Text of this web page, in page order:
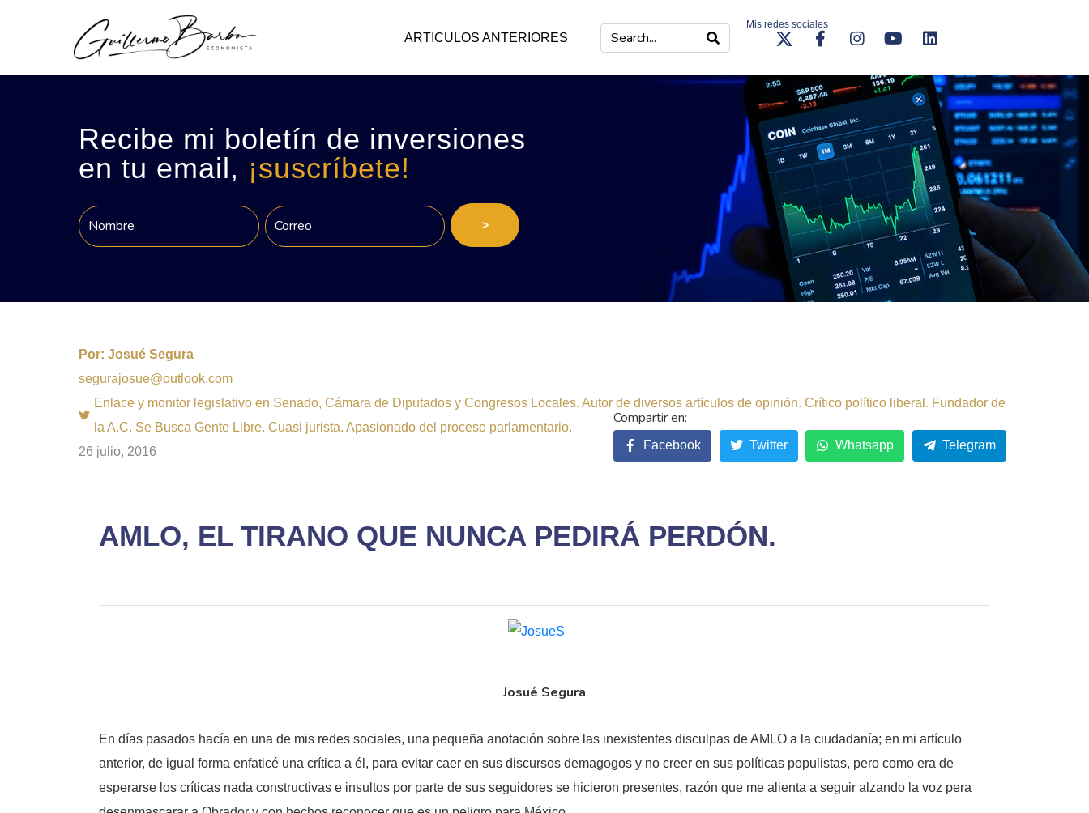
ARTICULOS ANTERIORES
Mis redes sociales
Recibe mi boletín de inversiones
en tu email, ¡suscríbete!
>
Por: Josué Segura
segurajosue@outlook.com
Enlace y monitor legislativo en Senado, Cámara de Diputados y Congresos Locales. Autor de diversos artículos de opinión. Crítico político liberal. Fundador de
la A.C. Se Busca Gente Libre. Cuasi jurista. Apasionado del proceso parlamentario.
26 julio, 2016
AMLO, EL TIRANO QUE NUNCA PEDIRÁ PERDÓN.
Josué Segura
En días pasados hacía en una de mis redes sociales, una pequeña anotación sobre las inexistentes disculpas de AMLO a la ciudadanía; en mi artículo
anterior, de igual forma enfaticé una crítica a él, para evitar caer en sus discursos demagogos y no creer en sus políticas populistas, pero como era de
esperarse los críticas nada constructivas e insultos por parte de sus seguidores se hicieron presentes, razón que me alienta a seguir alzando la voz pera
Facebook Twitter Whatsapp Telegram